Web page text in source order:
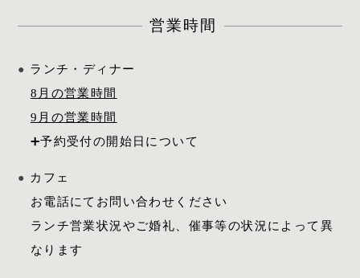
営業時間
ランチ・ディナー
8月の営業時間
9月の営業時間
カフェ
お電話にてお問い合わせください
ランチ営業状況やご婚礼、催事等の状況によって異
なります